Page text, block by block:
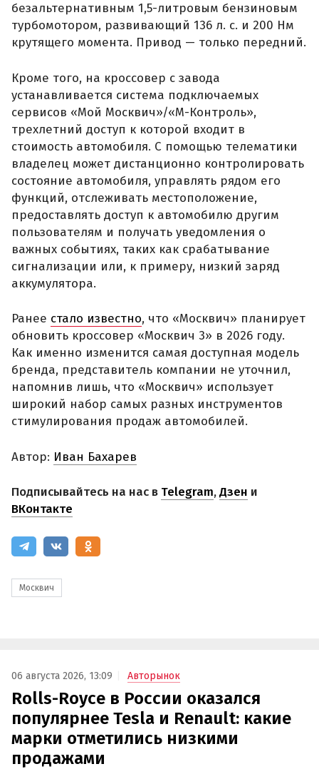
безальтернативным 1,5-литровым бензиновым
турбомотором, развивающий 136 л. с. и 200 Нм
крутящего момента. Привод — только передний.
Кроме того, на кроссовер с завода
устанавливается система подключаемых
сервисов «Мой Москвич»/«М-Контроль»,
трехлетний доступ к которой входит в
стоимость автомобиля. С помощью телематики
владелец может дистанционно контролировать
состояние автомобиля, управлять рядом его
функций, отслеживать местоположение,
предоставлять доступ к автомобилю другим
пользователям и получать уведомления о
важных событиях, таких как срабатывание
сигнализации или, к примеру, низкий заряд
аккумулятора.
Ранее стало известно, что «Москвич» планирует
обновить кроссовер «Москвич 3» в 2026 году.
Как именно изменится самая доступная модель
бренда, представитель компании не уточнил,
напомнив лишь, что «Москвич» использует
широкий набор самых разных инструментов
стимулирования продаж автомобилей.
Автор: Иван Бахарев
Подписывайтесь на нас в Telegram,Дзен и
ВКонтакте
Москвич
06 августа 2026, 13:09 Авторынок
Rolls-Royce в России оказался
популярнее Tesla и Renault: какие
марки отметились низкими
продажами